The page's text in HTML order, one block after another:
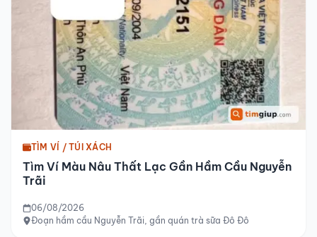
TÌM VÍ / TÚI XÁCH
Tìm Ví Màu Nâu Thất Lạc Gần Hầm Cầu Nguyễn
Trãi
06/08/2026
Đoạn hầm cầu Nguyễn Trãi, gần quán trà sữa Đô Đô